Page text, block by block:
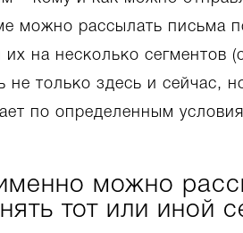
можно рассылать письма
их на несколько
не только здесь и сейчас,
по определенным
можно
тот или иной